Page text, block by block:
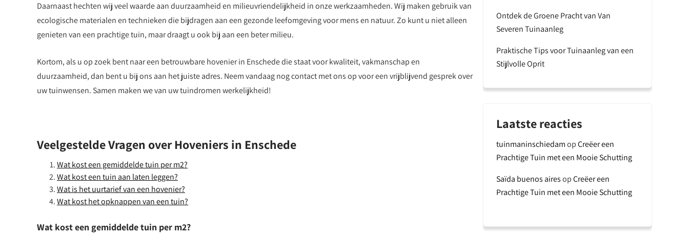
Daarnaast hechten wij veel waarde aan duurzaamheid en milieuvriendelijkheid in onze werkzaamheden. Wij maken gebruik van
ecologische materialen en technieken die bijdragen aan een gezonde leefomgeving voor mens en natuur. Zo kunt u niet alleen
genieten van een prachtige tuin, maar draagt u ook bij aan een beter milieu.
Kortom, als u op zoek bent naar een betrouwbare hovenier in Enschede die staat voor kwaliteit, vakmanschap en
duurzaamheid, dan bent u bij ons aan het juiste adres. Neem vandaag nog contact met ons op voor een vrijblijvend gesprek over
uw tuinwensen. Samen maken we van uw tuindromen werkelijkheid!
Veelgestelde Vragen over Hoveniers in Enschede
Wat kost een gemiddelde tuin per m2?
Wat kost een tuin aan laten leggen?
Wat is het uurtarief van een hovenier?
Wat kost het opknappen van een tuin?
Wat kost een gemiddelde tuin per m2?
Ontdek de Groene Pracht van Van
Severen Tuinaanleg
Praktische Tips voor Tuinaanleg van een
Stijlvolle Oprit
Laatste reacties
tuinmaninschiedamopCreëer een
Prachtige Tuin met een Mooie Schutting
Saïda buenos airesopCreëer een
Prachtige Tuin met een Mooie Schutting